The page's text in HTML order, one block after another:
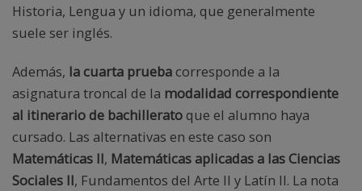
Historia, Lengua y un idioma, que generalmente
suele ser inglés.
Además, la cuarta pruebacorresponde a la
asignatura troncal de la modalidad correspondiente
al itinerario de bachilleratoque el alumno haya
cursado. Las alternativas en este caso son
Matemáticas II, Matemáticas aplicadas a las Ciencias
Sociales II, Fundamentos del Arte II y Latín II. La nota